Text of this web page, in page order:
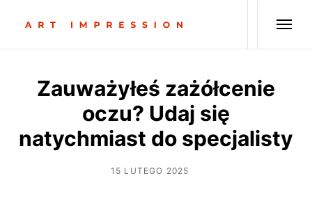
Zauważyłeś zażółcenie
oczu? Udaj się
natychmiast do specjalisty
15 LUTEGO 2025